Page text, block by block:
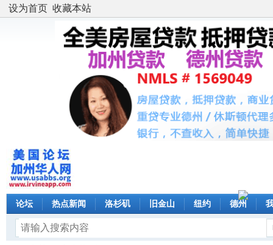
设为首页 收藏本站
论坛 热点新闻 洛杉矶 旧金山 纽约 德州